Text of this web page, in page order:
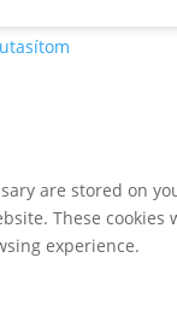
are stored on
These cookies
experience.